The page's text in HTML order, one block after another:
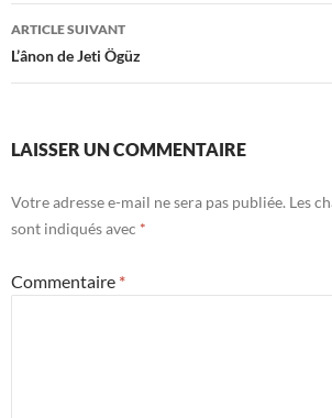
articles
ARTICLE SUIVANT
L’ânon de Jeti Ögüz
LAISSER UN COMMENTAIRE
Votre adresse e-mail ne sera pas publiée. Les
sont indiqués avec *
Commentaire *